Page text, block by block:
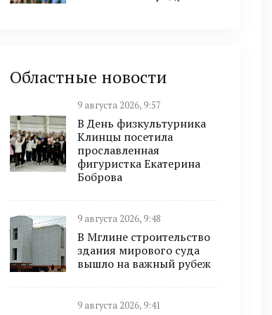
Областные новости
9 августа 2026, 9:57
В День физкультурника
Клинцы посетила
прославленная
фигуристка Екатерина
Боброва
9 августа 2026, 9:48
В Мглине строительство
здания мирового суда
вышло на важный рубеж
9 августа 2026, 9:41